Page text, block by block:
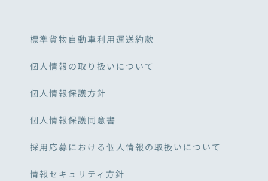
標準貨物自動車利用運送約款
個人情報の取り扱いについて
個人情報保護方針
個人情報保護同意書
採用応募における個人情報の取扱いについて
情報セキュリティ方針